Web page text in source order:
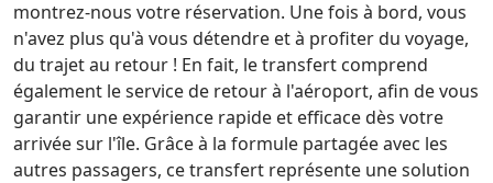
montrez-nous votre réservation. Une fois à bord, vous
n'avez plus qu'à vous détendre et à profiter du voyage,
du trajet au retour ! En fait, le transfert comprend
également le service de retour à l'aéroport, afin de vous
garantir une expérience rapide et efficace dès votre
arrivée sur l'île. Grâce à la formule partagée avec les
autres passagers, ce transfert représente une solution